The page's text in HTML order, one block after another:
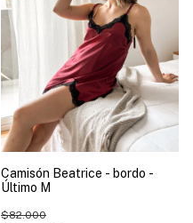
Camisón Beatrice - bordo -
Último M
$82.000